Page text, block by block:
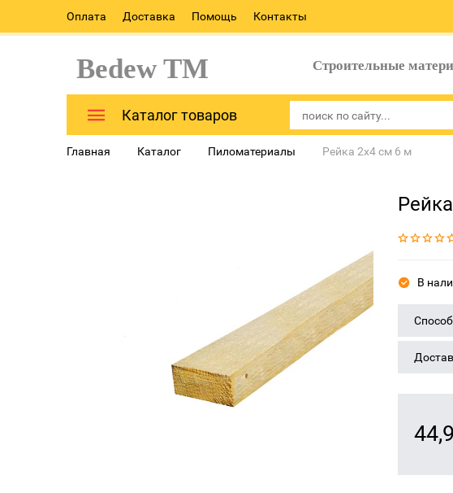
Оплата Доставка Помощь Контакты
Bedew TM Строительные
Каталог товаров
Главная Каталог Пиломатериалы Рейка 2х4 см 6 м
В